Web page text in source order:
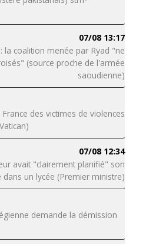
07/08 13:17
la coalition menée par Ryad "ne
(source proche de l'armée
saoudienne)
des victimes de violences
07/08 12:34
avait "clairement planifié" son
dans un lycée (Premier ministre)
demande la démission